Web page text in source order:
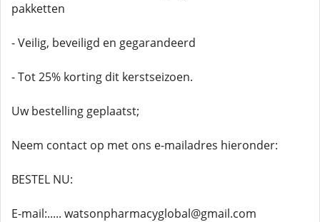
pakketten
- Veilig, beveiligd en gegarandeerd
- Tot 25% korting dit kerstseizoen.
Uw bestelling geplaatst;
Neem contact op met ons e-mailadres hieronder:
BESTEL NU:
E-mail:..... watsonpharmacyglobal@gmail.com​